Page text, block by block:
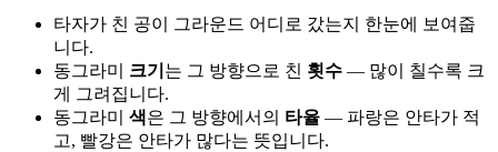
타자가 친 공이 그라운드 어디로 갔는지 한눈에 보여줍
니다.
동그라미 크기 는 그 방향으로 친 횟수 — 많이 칠수록 크
게 그려집니다.
동그라미 색은 그 방향에서의 타율 — 파랑은 안타가 적
고, 빨강은 안타가 많다는 뜻입니다.